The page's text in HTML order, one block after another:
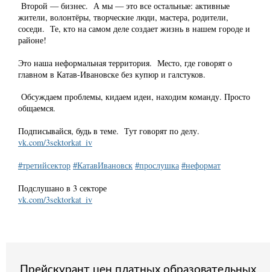
Второй — бизнес. А мы — это все остальные: активные
жители, волонтёры, творческие люди, мастера, родители,
соседи. Те, кто на самом деле создает жизнь в нашем городе и
районе!
Это наша неформальная территория. Место, где говорят о
главном в Катав-Ивановске без купюр и галстуков.
Обсуждаем проблемы, кидаем идеи, находим команду. Просто
общаемся.
Подписывайся, будь в теме. Тут говорят по делу.
vk.com/3sektorkat_iv
#третийсектор #КатавИвановск #прослушка #неформат
Подслушано в 3 секторе
vk.com/3sektorkat_iv